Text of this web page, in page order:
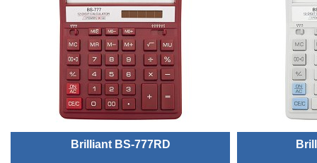
Brilliant BS-777RD